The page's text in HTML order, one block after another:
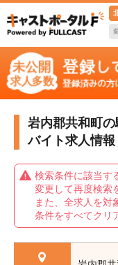
岩内郡共和町
バイト求人情報
検索条件に該当す
変更して再度検索
また、全求人を対
条件をすべてクリ